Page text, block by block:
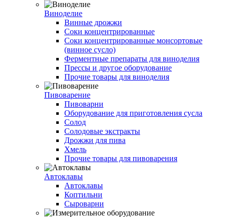
Виноделие
Винные дрожжи
Соки концентрированные
Соки концентрированные монсортовые
(винное сусло)
Ферментные препараты для виноделия
Прессы и другое оборудование
Прочие товары для виноделия
Пивоварение
Пивоварни
Оборудование для приготовления сусла
Солод
Солодовые экстракты
Дрожжи для пива
Хмель
Прочие товары для пивоварения
Автоклавы
Автоклавы
Коптильни
Сыроварни